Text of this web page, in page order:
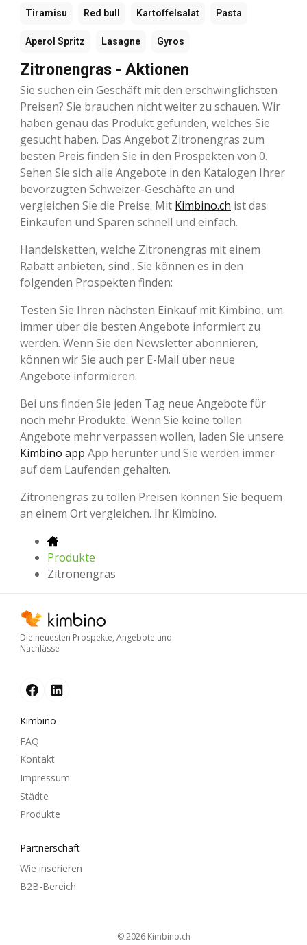
Tiramisu Red bull Kartoffelsalat Pasta
Aperol Spritz Lasagne Gyros
Zitronengras - Aktionen
Sie suchen ein Geschäft mit den erschwinglichsten
Preisen? Sie brauchen nicht weiter zu schauen. Wir
haben genau das Produkt gefunden, welches Sie
gesucht haben. Das Angebot Zitronengras zum
besten Preis finden Sie in den Prospekten von 0.
Sehen Sie sich alle Angebote in den Katalogen Ihrer
bevorzugten Schweizer-Geschäfte an und
vergleichen Sie die Preise. Mit Kimbino.ch ist das
Einkaufen und Sparen schnell und einfach.
Handelsketten, welche Zitronengras mit einem
Rabatt anbieten, sind . Sie können es in den
folgenden Prospekten finden:
Testen Sie Ihren nächsten Einkauf mit Kimbino, um
immer über die besten Angebote informiert zu
werden. Wenn Sie den Newsletter abonnieren,
können wir Sie auch per E-Mail über neue
Angebote informieren.
Bei uns finden Sie jeden Tag neue Angebote für
noch mehr Produkte. Wenn Sie keine tollen
Angebote mehr verpassen wollen, laden Sie unsere
Kimbino app App herunter und Sie werden immer
auf dem Laufenden gehalten.
Zitronengras zu tollen Preisen können Sie bequem
an einem Ort vergleichen. Ihr Kimbino.
Produkte
Zitronengras
Die neuesten Prospekte, Angebote und
Nachlässe
Kimbino
FAQ
Kontakt
Impressum
Städte
Produkte
Partnerschaft
Wie inserieren
B2B-Bereich
© 2026 kimbino.ch